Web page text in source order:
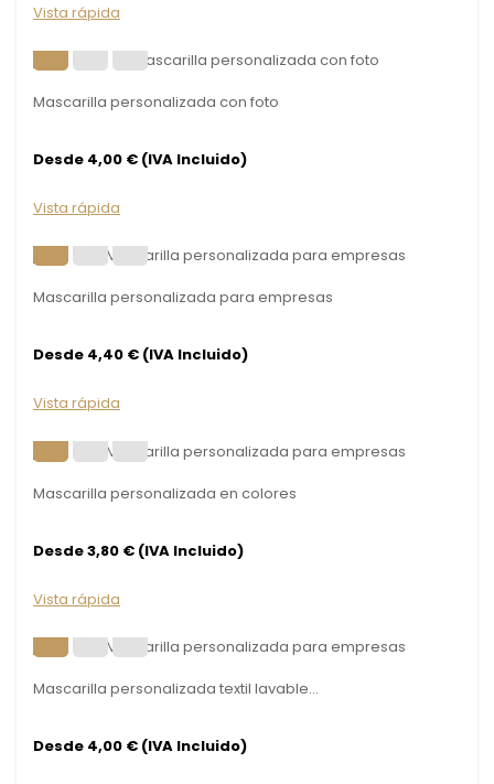
Vista rápida
Mascarilla personalizada con foto
Desde 4,00 € (IVA Incluido)
Vista rápida
Mascarilla personalizada para empresas
Desde 4,40 € (IVA Incluido)
Vista rápida
Mascarilla personalizada en colores
Desde 3,80 € (IVA Incluido)
Vista rápida
Mascarilla personalizada textil lavable...
Desde 4,00 € (IVA Incluido)